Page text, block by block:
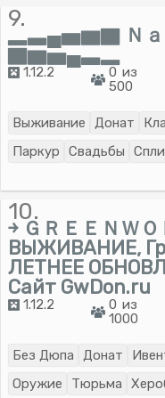
9.
▂▃▄▅▆▇ Ｎａｔ
▇▆▅▄▃▂
1.12.2
0 из
500
Выживание Донат
Паркур
Свадьбы
10.
￫ ＧＲＥＥＮＷ
ВЫЖИВАНИЕ,
ЛЕТНЕЕ
Сайт GwDon.ru
1.12.2
0 из
1000
Без Дюпа Донат
Оружие
Тюрьма